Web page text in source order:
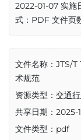
2022-01-07 实施
式：PDF 文件页
文件名称：JTS/T
术规范
资源类型： 交通
共享日期：2025-
文件类型：pdf